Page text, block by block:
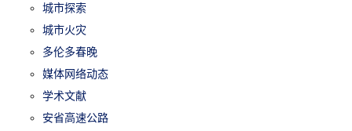
城市探索
城市火灾
多伦多春晚
媒体网络动态
学术文献
安省高速公路